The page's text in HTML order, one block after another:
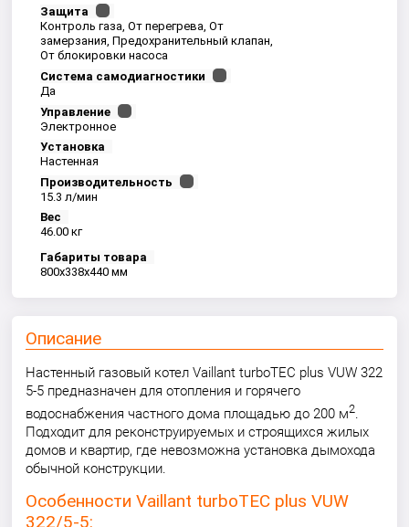
Защита
Контроль газа, От перегрева, От
замерзания, Предохранительный клапан,
От блокировки насоса
Система самодиагностики
Да
Управление
Электронное
Установка
Настенная
Производительность
15.3 л/мин
Вес
46.00 кг
Габариты товара
800x338x440 мм
Описание
Настенный газовый котел Vaillant turboTEC plus VUW 322
5-5 предназначен для отопления и горячего
водоснабжения частного дома площадью до 200 м2.
Подходит для реконструируемых и строящихся жилых
домов и квартир, где невозможна установка дымохода
обычной конструкции.
Особенности Vaillant turboTEC plus VUW
322/5-5: